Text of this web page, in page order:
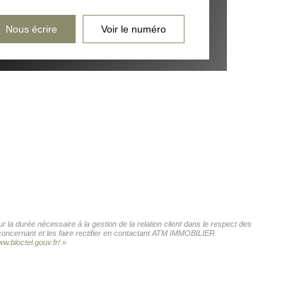
Nous écrire Voir le numéro
durée nécessaire à la gestion de la relation client dans le respect des
et les faire rectifier en contactant ATM IMMOBILIER
»